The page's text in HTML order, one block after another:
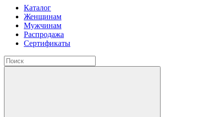
Каталог
Женщинам
Мужчинам
Распродажа
Сертификаты